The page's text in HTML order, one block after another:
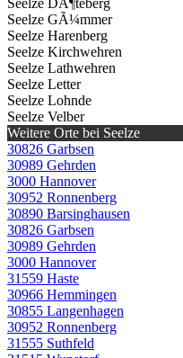
Seelze GÃ¼mmer
Seelze Harenberg
Seelze Kirchwehren
Seelze Lathwehren
Seelze Letter
Seelze Lohnde
Seelze Velber
Weitere Orte bei Seelze
30826 Garbsen
30989 Gehrden
3000 Hannover
30952 Ronnenberg
30890 Barsinghausen
30826 Garbsen
30989 Gehrden
3000 Hannover
31559 Haste
30966 Hemmingen
30855 Langenhagen
30952 Ronnenberg
31555 Suthfeld